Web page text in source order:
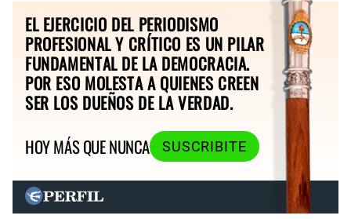
EL EJERCICIO DEL PERIODISMO
PROFESIONAL Y CRÍTICO ES UN PILAR
FUNDAMENTAL DE LA DEMOCRACIA.
POR ESO MOLESTA A QUIENES CREEN
SER LOS DUEÑOS DE LA VERDAD.
HOY MÁS QUE NUNCA
SUSCRIBITE